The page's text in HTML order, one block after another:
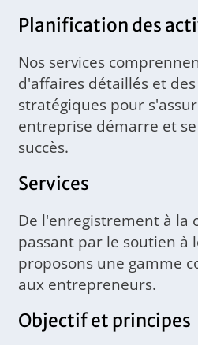
Planification des
Nos services
d'affaires détaillés et
stratégiques pour
entreprise démarre et
succès.
Services
De l'enregistrement à la
passant par le soutien à
proposons une gamme
aux entrepreneurs.
Objectif et principes